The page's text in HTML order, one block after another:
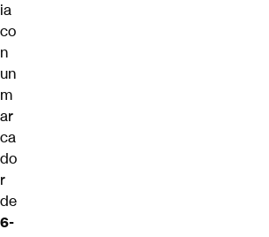
ia
co
n
un
m
ar
ca
do
r
de
6-